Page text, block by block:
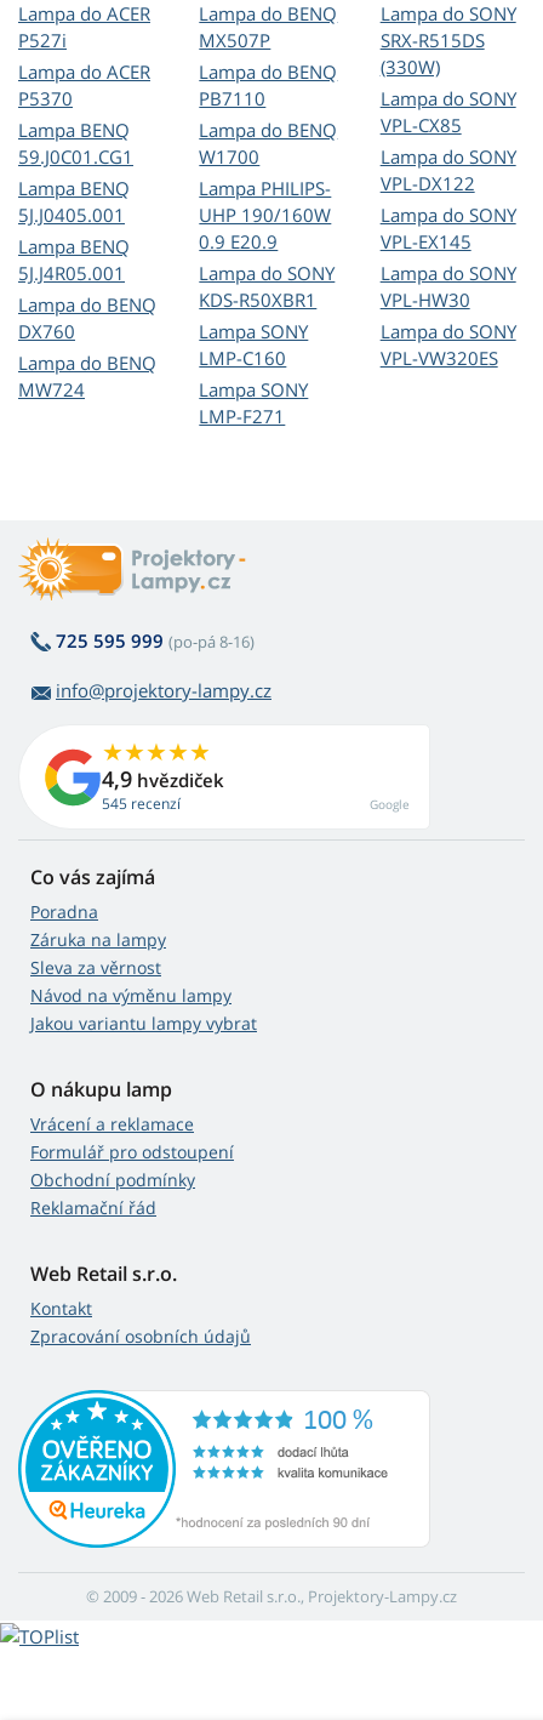
Lampa do ACER
P527i
Lampa do ACER
P5370
Lampa BENQ
59.J0C01.CG1
Lampa BENQ
5J.J0405.001
Lampa BENQ
5J.J4R05.001
Lampa do BENQ
DX760
Lampa do BENQ
MW724
Lampa do BENQ
MX507P
Lampa do BENQ
PB7110
Lampa do BENQ
W1700
Lampa PHILIPS-
UHP 190/160W
0.9 E20.9
Lampa do SONY
KDS-R50XBR1
Lampa SONY
LMP-C160
Lampa SONY
LMP-F271
Lampa do SONY
SRX-R515DS
(330W)
Lampa do SONY
VPL-CX85
Lampa do SONY
VPL-DX122
Lampa do SONY
VPL-EX145
Lampa do SONY
VPL-HW30
Lampa do SONY
VPL-VW320ES
725 595 999 (po-pá 8-16)
info@projektory-lampy.cz
4,9 hvězdiček
545 recenzí Google
Co vás zajímá
Poradna
Záruka na lampy
Sleva za věrnost
Návod na výměnu lampy
Jakou variantu lampy vybrat
O nákupu lamp
Vrácení a reklamace
Formulář pro odstoupení
Obchodní podmínky
Reklamační řád
Web Retail s.r.o.
Kontakt
Zpracování osobních údajů
© 2009 - 2026 Web Retail s.r.o., Projektory-Lampy.cz